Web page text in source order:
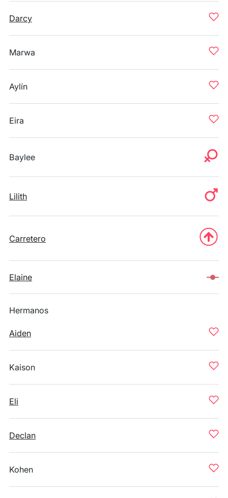
Darcy
Marwa
Aylín
Eira
Baylee
Lilith
Carretero
Elaine
Hermanos
Aiden
Kaison
Eli
Declan
Kohen